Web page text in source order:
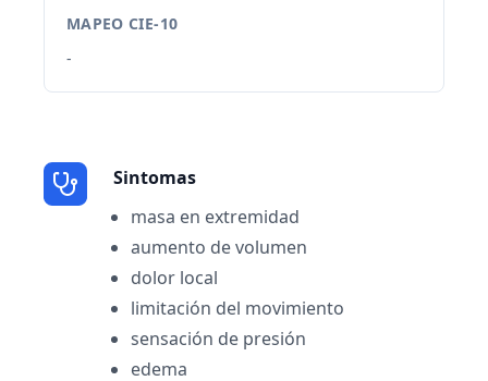
MAPEO CIE-10
-
Sintomas
masa en extremidad
aumento de volumen
dolor local
limitación del movimiento
sensación de presión
edema